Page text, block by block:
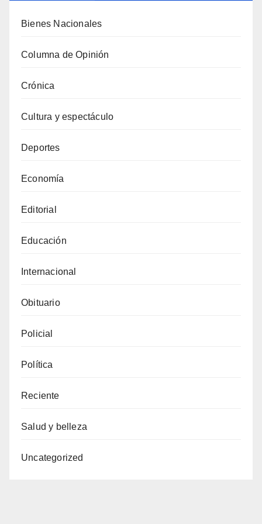
Bienes Nacionales
Columna de Opinión
Crónica
Cultura y espectáculo
Deportes
Economía
Editorial
Educación
Internacional
Obituario
Policial
Política
Reciente
Salud y belleza
Uncategorized